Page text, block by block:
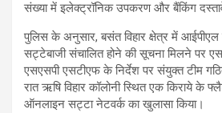
संख्या में इलेक्ट्रॉनिक उपकरण और बैंकिंग
पुलिस के अनुसार, बसंत विहार क्षेत्र में
सट्टेबाजी संचालित होने की सूचना मिलने पर
एसएसपी एसटीएफ के निर्देश पर संयुक्त टीम
रात ऋषि विहार कॉलोनी स्थित एक किराये के
ऑनलाइन सट्टा नेटवर्क का खुलासा किया।